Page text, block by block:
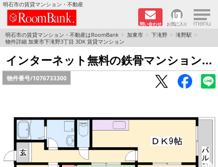
明石市の賃貸マンション・不動産
問い合わせ お気に入り ×
TOPページ
分譲マンションシリーズ
リノベーション物件
オートロック付き物件特集
路線·駅から探す
明石市の賃貸マンション・不動産はRoomBank 加東市 下滝野
滝野駅
物件詳細 加東市下滝野3丁目 3DK 賃貸マンション
インターネット無料の鉄骨マンション...
物件番号/1076733300